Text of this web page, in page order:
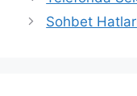
Sohbet